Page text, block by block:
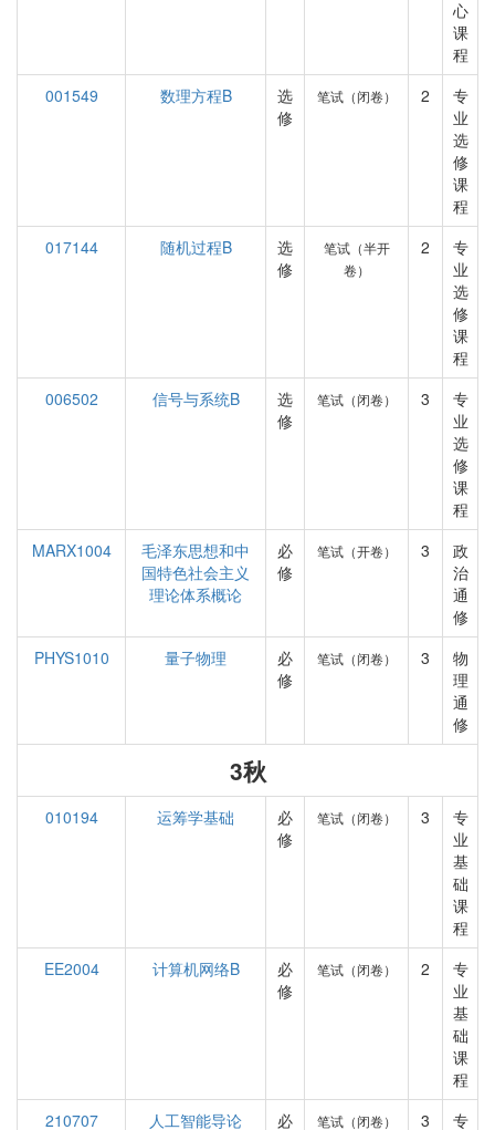
心
课
程
001549
数理方程B
选
修
笔试（闭卷） 2
专
业
选
修
课
程
017144
随机过程B
选
修
笔试（半开
卷）
2
专
业
选
修
课
程
006502
信号与系统B
选
修
笔试（闭卷） 3
专
业
选
修
课
程
MARX1004
毛泽东思想和中
国特色社会主义
理论体系概论
必
修
笔试（开卷） 3
政
治
通
修
PHYS1010
量子物理
必
修
笔试（闭卷） 3
物
理
通
修
3秋
010194 运筹学基础
必
修
笔试（闭卷） 3
专
业
基
础
课
程
EE2004
计算机网络B
必
修
笔试（闭卷） 2
专
业
基
础
课
程
210707
人工智能导论 必 笔试（闭卷） 3 专